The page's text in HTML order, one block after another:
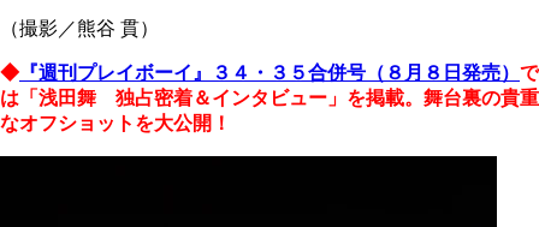
（撮影／熊谷 貫）
◆ 『週刊プレイボーイ』３４・３５合併号（ ８月８日発売） で
は「浅田舞 独占密着＆インタビュー」を掲載。舞台裏の貴重
なオフショットを大公開！